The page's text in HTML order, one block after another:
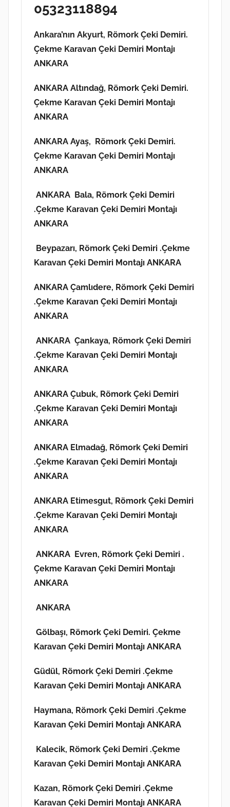
05323118894
Ankara’nın Akyurt, Römork Çeki Demiri.
Çekme Karavan Çeki Demiri Montajı
ANKARA
ANKARA Altındağ, Römork Çeki Demiri.
Çekme Karavan Çeki Demiri Montajı
ANKARA
ANKARA Ayaş,
Römork Çeki Demiri.
Çekme Karavan Çeki Demiri Montajı
ANKARA
ANKARA Bala, Römork Çeki Demiri
.Çekme Karavan Çeki Demiri Montajı
ANKARA
Beypazarı, Römork Çeki Demiri .Çekme
Karavan Çeki Demiri Montajı ANKARA
ANKARA Çamlıdere, Römork Çeki Demiri
.Çekme Karavan Çeki Demiri Montajı
ANKARA
ANKARA Çankaya, Römork Çeki Demiri
.Çekme Karavan Çeki Demiri Montajı
ANKARA
ANKARA Çubuk, Römork Çeki Demiri
.Çekme Karavan Çeki Demiri Montajı
ANKARA
ANKARA Elmadağ, Römork Çeki Demiri
.Çekme Karavan Çeki Demiri Montajı
ANKARA
ANKARA Etimesgut, Römork Çeki Demiri
.Çekme Karavan Çeki Demiri Montajı
ANKARA
ANKARA Evren, Römork Çeki Demiri .
Çekme Karavan Çeki Demiri Montajı
ANKARA
ANKARA
Gölbaşı, Römork Çeki Demiri. Çekme
Karavan Çeki Demiri Montajı ANKARA
Güdül, Römork Çeki Demiri .Çekme
Karavan Çeki Demiri Montajı ANKARA
Haymana, Römork Çeki Demiri .Çekme
Karavan Çeki Demiri Montajı ANKARA
Kalecik, Römork Çeki Demiri .Çekme
Karavan Çeki Demiri Montajı ANKARA
Kazan, Römork Çeki Demiri .Çekme
Karavan Çeki Demiri Montajı ANKARA